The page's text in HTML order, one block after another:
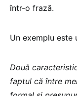
într-o frază.
Un exemplu este
Două
faptul că între